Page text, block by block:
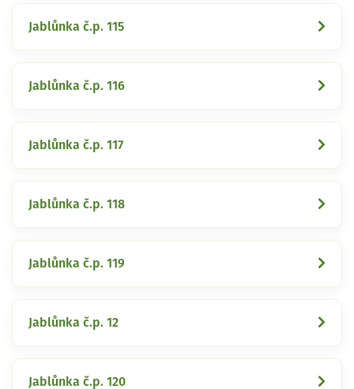
Jablůnka č.p. 115
Jablůnka č.p. 116
Jablůnka č.p. 117
Jablůnka č.p. 118
Jablůnka č.p. 119
Jablůnka č.p. 12
Jablůnka č.p. 120